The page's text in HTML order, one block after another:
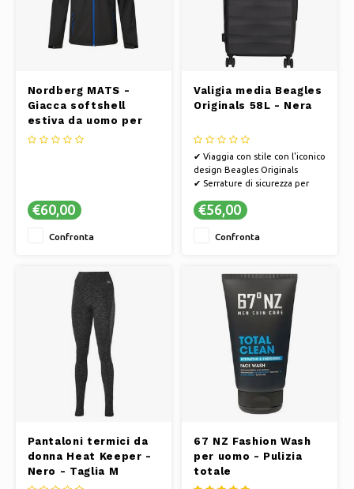
Nordberg MATS -
Giacca softshell
estiva da uomo per
attività all'aperto -
€60,00
Confronta
Valigia media Beagles
Originals 58L - Nera
✔ Viaggia con stile con l'iconico
design Beagles Originals
✔ Serrature di sicurezza per
beni
spostamenti senza sforzo
€56,00
Confronta
Pantaloni termici da
donna Heat Keeper -
Nero - Taglia M
67 NZ Fashion Wash
per uomo - Pulizia
totale